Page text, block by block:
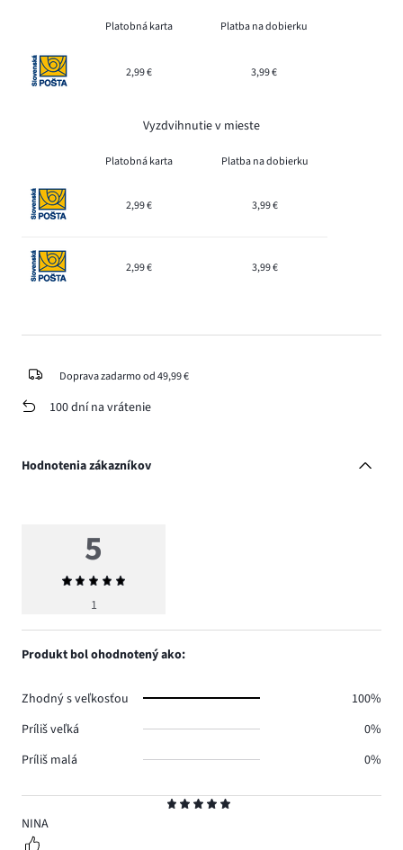
Platobná karta Platba na dobierku
2,99 € 3,99 €
Vyzdvihnutie v mieste
Platobná karta Platba na dobierku
2,99 € 3,99 €
2,99 € 3,99 €
Doprava zadarmo od 49,99 €
100 dní na vrátenie
Hodnotenia zákazníkov
5
NINA
5
Priemerné
hodnotenie
1
Produkt bol ohodnotený ako:
Zhodný s veľkosťou
100%
Príliš veľká
0%
Príliš malá
0%